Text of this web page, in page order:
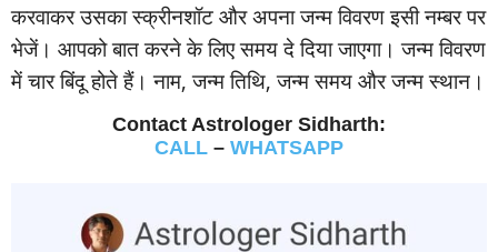
करवाकर उसका स्‍क्रीनशॉट और अपना जन्‍म विवरण इसी नम्‍बर पर
भेजें। आपको बात करने के लिए समय दे दिया जाएगा। जन्‍म विवरण
में चार बिंदू होते हैं। नाम, जन्‍म तिथि, जन्‍म समय और जन्‍म स्‍थान।
Contact Astrologer Sidharth:
CALL – WHATSAPP